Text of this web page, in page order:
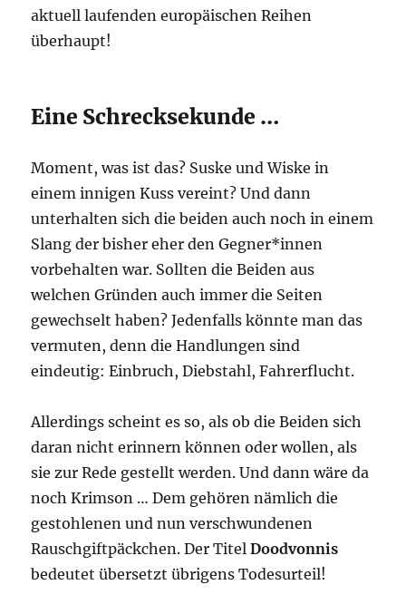
aktuell laufenden europäischen Reihen
überhaupt!
Eine Schrecksekunde …
Moment, was ist das? Suske und Wiske in
einem innigen Kuss vereint? Und dann
unterhalten sich die beiden auch noch in einem
Slang der bisher eher den Gegner*innen
vorbehalten war. Sollten die Beiden aus
welchen Gründen auch immer die Seiten
gewechselt haben? Jedenfalls könnte man das
vermuten, denn die Handlungen sind
eindeutig: Einbruch, Diebstahl, Fahrerflucht.
Allerdings scheint es so, als ob die Beiden sich
daran nicht erinnern können oder wollen, als
sie zur Rede gestellt werden. Und dann wäre da
noch Krimson … Dem gehören nämlich die
gestohlenen und nun verschwundenen
Rauschgiftpäckchen. Der TitelDoodvonnis
bedeutet übersetzt übrigens Todesurteil!